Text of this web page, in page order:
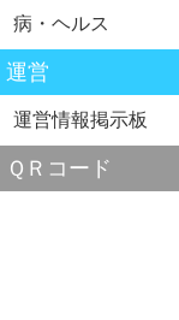
病・ヘルス
運営
運営情報掲示板
ＱＲコード